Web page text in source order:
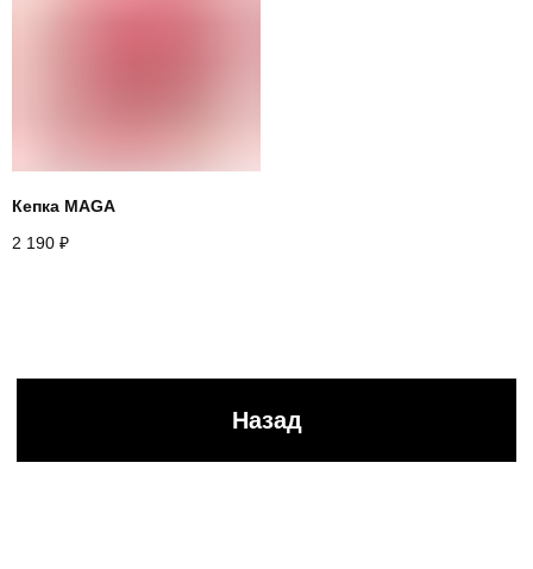
Кепка MAGA
2 190 ₽